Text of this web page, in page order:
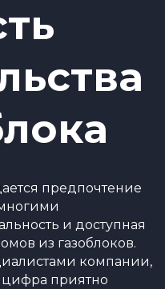
предпочтение
и доступная
из газоблоков.
компании,
цифра приятно